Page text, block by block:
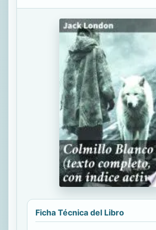
Ficha Técnica del Libro